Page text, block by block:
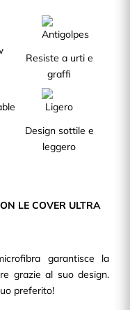
Resiste a urti e
graffi
Design sottile e
leggero
LE COVER ULTRA
garantisce la
grazie al suo design.
preferito!